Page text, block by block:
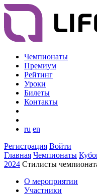
Чемпионаты
Премиум
Рейтинг
Уроки
Билеты
Контакты
ru en
Регистрация Войти
Главная Чемпионаты
2024 Стилисты
О мероприятии
Участники